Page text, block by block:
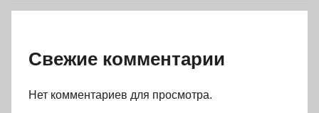
Свежие комментарии
Нет комментариев для просмотра.